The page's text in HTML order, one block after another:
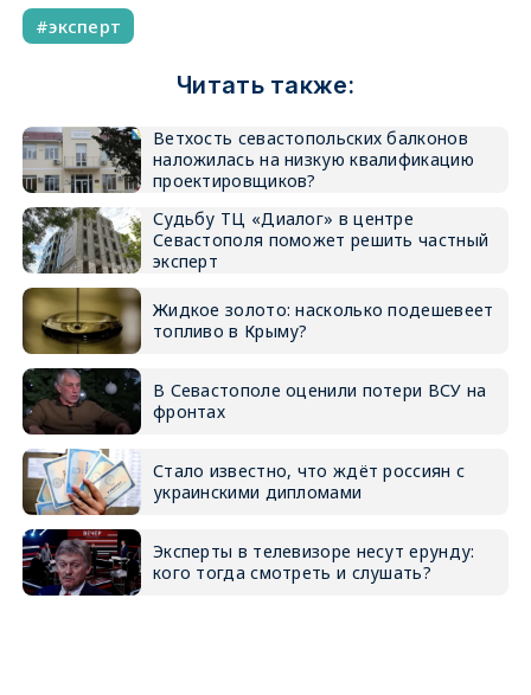
эксперт
Читать также:
Ветхость севастопольских балконов
наложилась на низкую квалификацию
проектировщиков?
Судьбу ТЦ «Диалог» в центре
Севастополя поможет решить частный
эксперт
Жидкое золото: насколько подешевеет
топливо в Крыму?
В Севастополе оценили потери ВСУ на
фронтах
Стало известно, что ждёт россиян с
украинскими дипломами
Эксперты в телевизоре несут ерунду:
кого тогда смотреть и слушать?